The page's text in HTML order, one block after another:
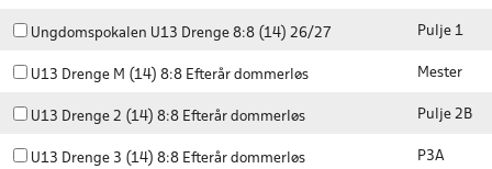
Ungdomspokalen U13 Drenge 8:8 (14) 26/27 Pulje 1
U13 Drenge M (14) 8:8 Efterår dommerløs Mester
U13 Drenge 2 (14) 8:8 Efterår dommerløs Pulje 2B
U13 Drenge 3 (14) 8:8 Efterår dommerløs P3A